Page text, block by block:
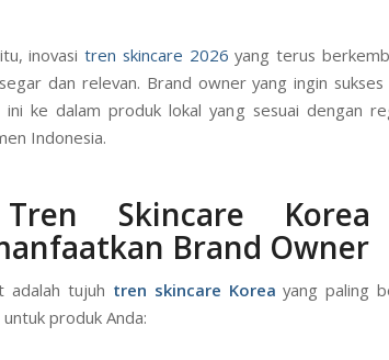
inovasitren skincare 2026 yang terus
dan relevan. Brand owner yang ingin
ini ke dalam produk lokal yang sesuai dengan
Indonesia.
Skincare
Brand Owner
adalah tujuh tren skincare Korea yang paling
produk Anda: